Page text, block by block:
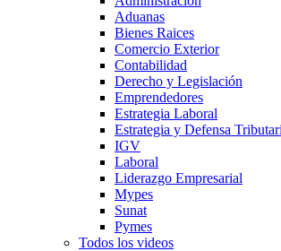
Aduanas
Bienes Raices
Comercio Exterior
Contabilidad
Derecho y Legislación
Emprendedores
Estrategia Laboral
Estrategia y Defensa
IGV
Laboral
Liderazgo Empresarial
Mypes
Sunat
Pymes
Todos los videos